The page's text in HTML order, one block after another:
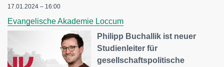
17.01.2024 – 16:00
Evangelische Akademie Loccum
Philipp Buchallik ist neuer
Studienleiter für
gesellschaftspolitische